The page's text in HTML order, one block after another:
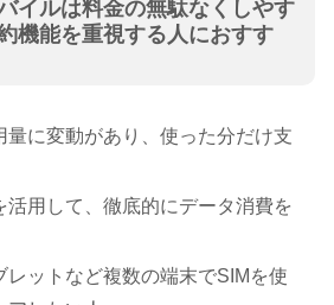
イルは料金の無駄なくしやす
機能を重視する人におすす
量に変動があり、使った分だけ支
活用して、徹底的にデータ消費を
レットなど複数の端末でSIMを使